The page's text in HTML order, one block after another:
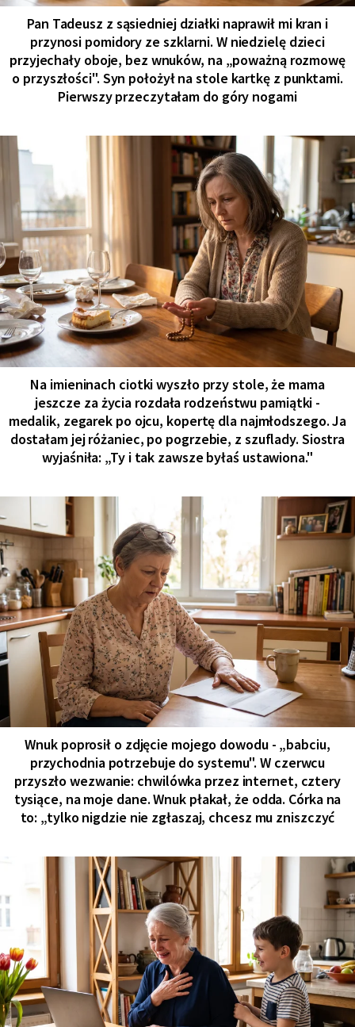
Pan Tadeusz z sąsiedniej działki naprawił mi kran i
przynosi pomidory ze szklarni. W niedzielę dzieci
przyjechały oboje, bez wnuków, na „poważną rozmowę
o przyszłości". Syn położył na stole kartkę z punktami.
Pierwszy przeczytałam do góry nogami
Na imieninach ciotki wyszło przy stole, że mama
jeszcze za życia rozdała rodzeństwu pamiątki -
medalik, zegarek po ojcu, kopertę dla najmłodszego. Ja
dostałam jej różaniec, po pogrzebie, z szuflady. Siostra
wyjaśniła: „Ty i tak zawsze byłaś ustawiona."
Wnuk poprosił o zdjęcie mojego dowodu - „babciu,
przychodnia potrzebuje do systemu". W czerwcu
przyszło wezwanie: chwilówka przez internet, cztery
tysiące, na moje dane. Wnuk płakał, że odda. Córka na
to: „tylko nigdzie nie zgłaszaj, chcesz mu zniszczyć